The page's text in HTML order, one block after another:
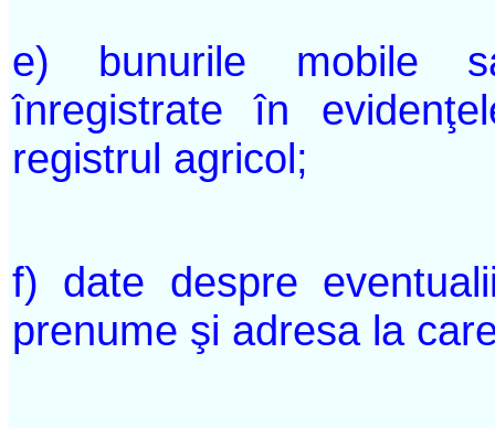
e) bunurile mobile
înregistrate în
registrul agricol;
f) date despre
prenume şi adresa la